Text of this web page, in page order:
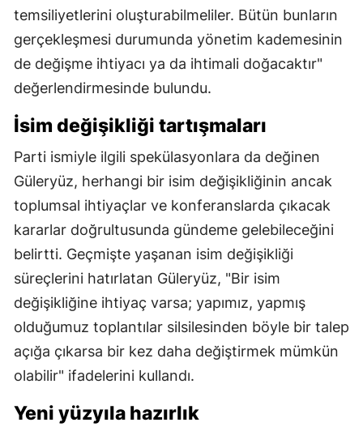
temsiliyetlerini oluşturabilmeliler. Bütün bunların
gerçekleşmesi durumunda yönetim kademesinin
de değişme ihtiyacı ya da ihtimali doğacaktır"
değerlendirmesinde bulundu.
İsim değişikliği tartışmaları
Parti ismiyle ilgili spekülasyonlara da değinen
Güleryüz, herhangi bir isim değişikliğinin ancak
toplumsal ihtiyaçlar ve konferanslarda çıkacak
kararlar doğrultusunda gündeme gelebileceğini
belirtti. Geçmişte yaşanan isim değişikliği
süreçlerini hatırlatan Güleryüz, "Bir isim
değişikliğine ihtiyaç varsa; yapımız, yapmış
olduğumuz toplantılar silsilesinden böyle bir talep
açığa çıkarsa bir kez daha değiştirmek mümkün
olabilir" ifadelerini kullandı.
Yeni yüzyıla hazırlık